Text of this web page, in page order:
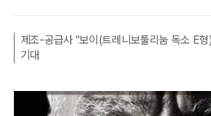
제조-공급사 "보이(트레니보툴리눔 독소 E
기대